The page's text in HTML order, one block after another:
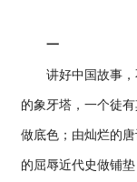
一
讲好中国故事，
的象牙塔，一个徒
做底色；由灿烂的
的屈辱近代史做铺